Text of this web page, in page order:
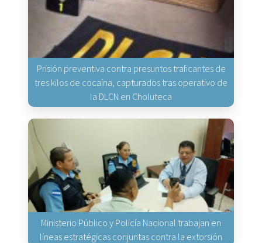
Prisión preventiva contra presuntos traficantes de
tres kilos de cocaína, capturados tras operativo de
la DLCN en Choluteca
Ministerio Público y Policía Nacional trabajan en
líneas estratégicas conjuntas contra la extorsión